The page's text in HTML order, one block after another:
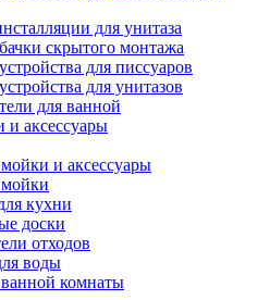
для унитаза
скрытого монтажа
для писсуаров
для унитазов
для ванной
аксессуары
и аксессуары
кухни
доски
отходов
воды
комнаты